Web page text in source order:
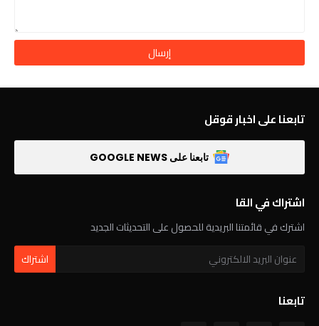
تابعنا على اخبار قوقل
تابعنا على GOOGLE NEWS
اشتراك في القا
اشترك في قائمتنا البريدية للحصول على التحديثات الجديد
تابعنا